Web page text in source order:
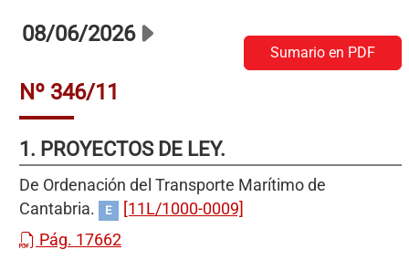
08/06/2026
Nº 346/11
Sumario en PDF
1. PROYECTOS DE LEY.
De Ordenación del Transporte Marítimo de
Cantabria.
E
[11L/1000-0009]
Pág. 17662